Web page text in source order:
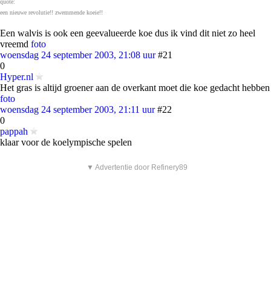
quote:
een nieuwe revolutie!! zwemmende koeie!!
Een walvis is ook een geevalueerde koe dus ik vind dit niet zo heel
vreemd foto
woensdag 24 september 2003, 21:08 uur #21
0
Hyper.nl
Het gras is altijd groener aan de overkant moet die koe gedacht hebben
foto
woensdag 24 september 2003, 21:11 uur #22
0
pappah
klaar voor de koelympische spelen
▼ Advertentie door Refinery89